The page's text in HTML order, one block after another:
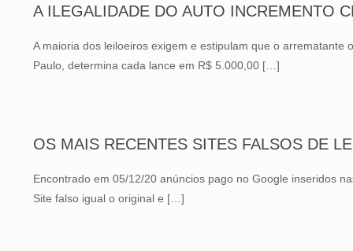
A ILEGALIDADE DO AUTO INCREMENTO
A maioria dos leiloeiros exigem e estipulam que o
Paulo, determina cada lance em R$ 5.000,00 […]
OS MAIS RECENTES SITES FALSOS DE
Encontrado em 05/12/20 anúncios pago no Google inseridos
Site falso igual o original e […]